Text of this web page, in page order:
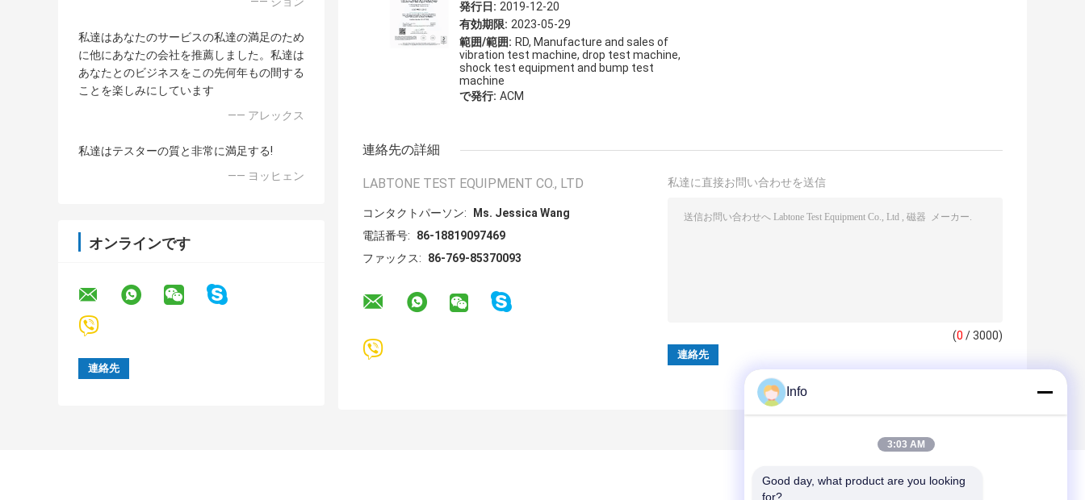
私達はあなたのサービスの私達の満足のため
に他にあなたの会社を推薦しました。私達は
あなたとのビジネスをこの先何年もの間する
ことを楽しみにしています
—— アレックス
私達はテスターの質と非常に満足する!
—— ヨッヒェン
オンラインです
発行日: 2019-12-20
有効期限: 2023-05-29
範囲/範囲: RD, Manufacture and sales of
vibration test machine, drop test machine,
shock test equipment and bump test
machine
で発行: ACM
連絡先の詳細
LABTONE TEST EQUIPMENT CO., LTD
コンタクトパーソン:
Ms. Jessica Wang
電話番号:
86-18819097469
ファックス:
86-769-85370093
私達に直接お問い合わせを送信
(0 / 3000)
Info
3:03 AM
Good day, what product are you looking
for?